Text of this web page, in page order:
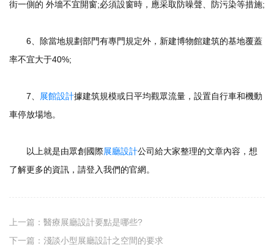
街一側的 外墻不宜開窗;必須設窗時，應采取防噪聲、防污染等措施;
6、除當地規劃部門有專門規定外，新建博物館建筑的基地覆蓋
率不宜大于40%;
7、 展館設計據建筑規模或日平均觀眾流量，設置自行車和機動
車停放場地。
以上就是由眾創國際展廳設計公司給大家整理的文章內容，想
了解更多的資訊，請登入我們的官網。
上一篇： 醫療展廳設計要點是哪些?
下一篇： 淺談小型展廳設計之空間的要求